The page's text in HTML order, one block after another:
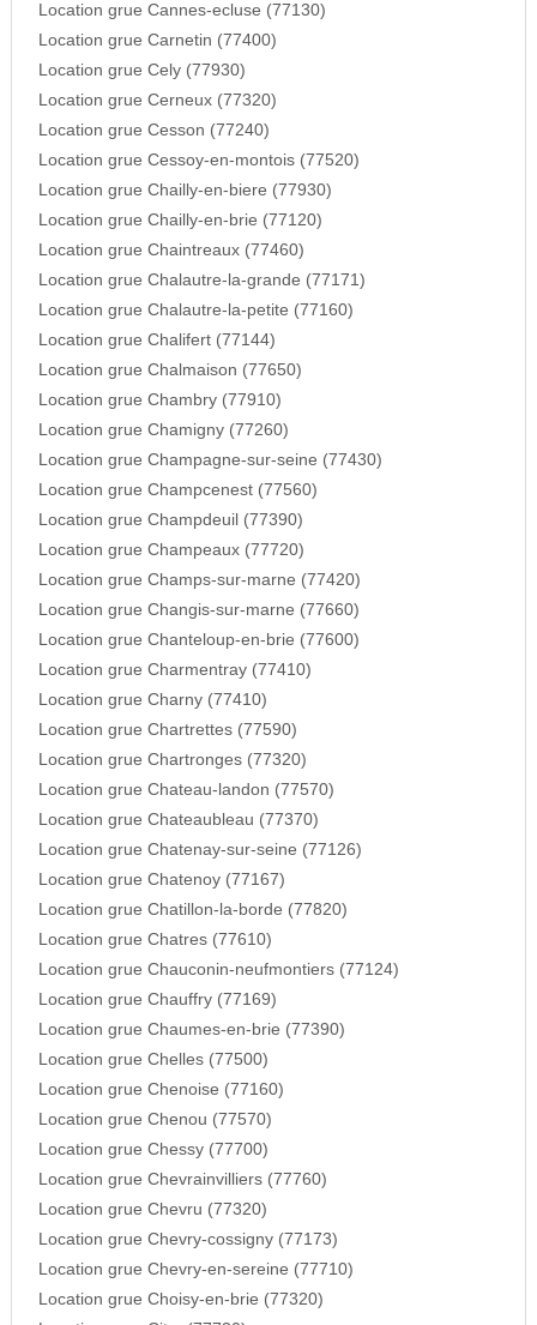
Location grue Cannes-ecluse (77130)
Location grue Carnetin (77400)
Location grue Cely (77930)
Location grue Cerneux (77320)
Location grue Cesson (77240)
Location grue Cessoy-en-montois (77520)
Location grue Chailly-en-biere (77930)
Location grue Chailly-en-brie (77120)
Location grue Chaintreaux (77460)
Location grue Chalautre-la-grande (77171)
Location grue Chalautre-la-petite (77160)
Location grue Chalifert (77144)
Location grue Chalmaison (77650)
Location grue Chambry (77910)
Location grue Chamigny (77260)
Location grue Champagne-sur-seine (77430)
Location grue Champcenest (77560)
Location grue Champdeuil (77390)
Location grue Champeaux (77720)
Location grue Champs-sur-marne (77420)
Location grue Changis-sur-marne (77660)
Location grue Chanteloup-en-brie (77600)
Location grue Charmentray (77410)
Location grue Charny (77410)
Location grue Chartrettes (77590)
Location grue Chartronges (77320)
Location grue Chateau-landon (77570)
Location grue Chateaubleau (77370)
Location grue Chatenay-sur-seine (77126)
Location grue Chatenoy (77167)
Location grue Chatillon-la-borde (77820)
Location grue Chatres (77610)
Location grue Chauconin-neufmontiers (77124)
Location grue Chauffry (77169)
Location grue Chaumes-en-brie (77390)
Location grue Chelles (77500)
Location grue Chenoise (77160)
Location grue Chenou (77570)
Location grue Chessy (77700)
Location grue Chevrainvilliers (77760)
Location grue Chevru (77320)
Location grue Chevry-cossigny (77173)
Location grue Chevry-en-sereine (77710)
Location grue Choisy-en-brie (77320)